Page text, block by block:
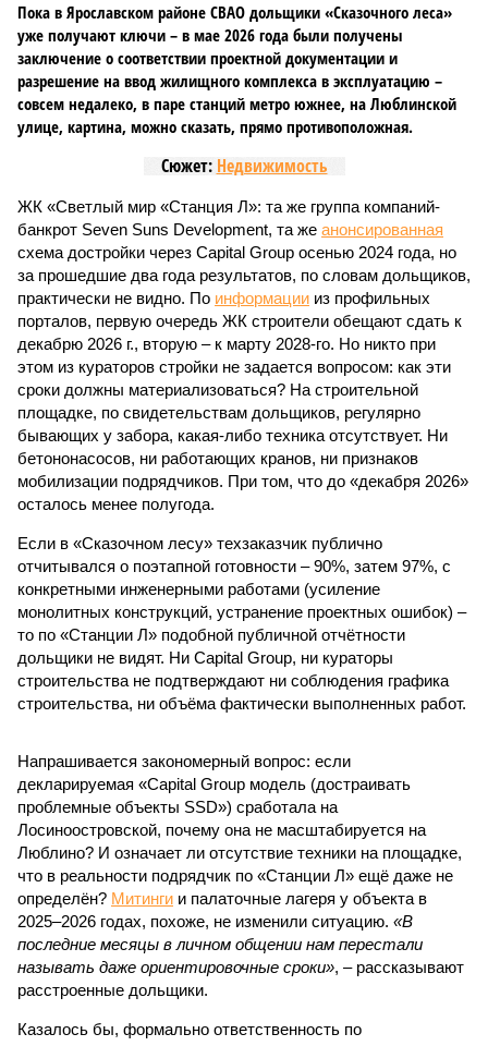
Пока в Ярославском районе СВАО дольщики «Сказочного леса»
уже получают ключи – в мае 2026 года были получены
заключение о соответствии проектной документации и
разрешение на ввод жилищного комплекса в эксплуатацию –
совсем недалеко, в паре станций метро южнее, на Люблинской
улице, картина, можно сказать, прямо противоположная.
Сюжет: Недвижимость
ЖК «Светлый мир «Станция Л»: та же группа компаний-
банкрот Seven Suns Development, та же анонсированная
схема достройки через Capital Group осенью 2024 года, но
за прошедшие два года результатов, по словам дольщиков,
практически не видно. По информации из профильных
порталов, первую очередь ЖК строители обещают сдать к
декабрю 2026 г., вторую – к марту 2028-го. Но никто при
этом из кураторов стройки не задается вопросом: как эти
сроки должны материализоваться? На строительной
площадке, по свидетельствам дольщиков, регулярно
бывающих у забора, какая-либо техника отсутствует. Ни
бетононасосов, ни работающих кранов, ни признаков
мобилизации подрядчиков. При том, что до «декабря 2026»
осталось менее полугода.
Если в «Сказочном лесу» техзаказчик публично
отчитывался о поэтапной готовности – 90%, затем 97%, с
конкретными инженерными работами (усиление
монолитных конструкций, устранение проектных ошибок) –
то по «Станции Л» подобной публичной отчётности
дольщики не видят. Ни Capital Group, ни кураторы
строительства не подтверждают ни соблюдения графика
строительства, ни объёма фактически выполненных работ.
Напрашивается закономерный вопрос: если
декларируемая «Capital Group модель (достраивать
проблемные объекты SSD») сработала на
Лосиноостровской, почему она не масштабируется на
Люблино? И означает ли отсутствие техники на площадке,
что в реальности подрядчик по «Станции Л» ещё даже не
определён? Митинги и палаточные лагеря у объекта в
2025–2026 годах, похоже, не изменили ситуацию. «В
последние месяцы в личном общении нам перестали
называть даже ориентировочные сроки», – рассказывают
расстроенные дольщики.
Казалось бы, формально ответственность по